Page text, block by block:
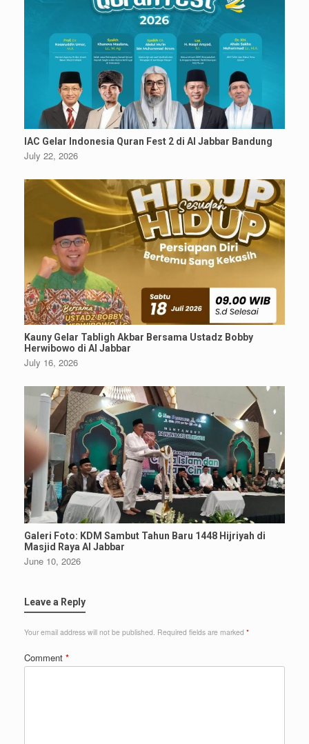
IAC Gelar Indonesia Quran Fest 2 di Al Jabbar Bandung
July 22, 2026
Kauny Gelar Tabligh Akbar Bersama Ustadz Bobby
Herwibowo di Al Jabbar
July 16, 2026
Galeri Foto: KDM Sambut Tahun Baru 1448 Hijriyah di
Masjid Raya Al Jabbar
June 10, 2026
Leave a Reply
Your email address will not be published. Required fields are marked *
Comment *